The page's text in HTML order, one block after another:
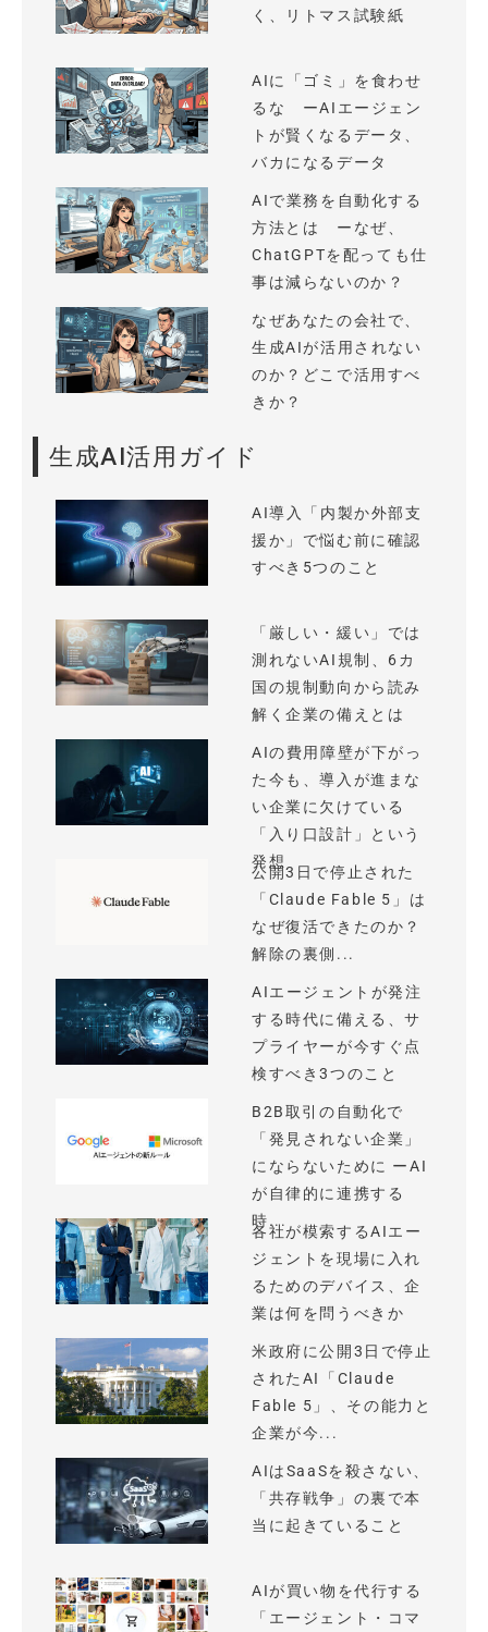
く、リトマス試験紙
AIに「ゴミ」を食わせ
るな ーAIエージェン
トが賢くなるデータ、
バカになるデータ
AIで業務を自動化する
方法とは ーなぜ、
ChatGPTを配っても仕
事は減らないのか？
なぜあなたの会社で、
生成AIが活用されない
のか？どこで活用すべ
きか？
生成AI活用ガイド
AI導入「内製か外部支
援か」で悩む前に確認
すべき5つのこと
「厳しい・緩い」では
測れないAI規制、6カ
国の規制動向から読み
解く企業の備えとは
AIの費用障壁が下がっ
た今も、導入が進まな
い企業に欠けている
「入り口設計」という
発想
公開3日で停止された
「Claude Fable 5」は
なぜ復活できたのか？
解除の裏側...
AIエージェントが発注
する時代に備える、サ
プライヤーが今すぐ点
検すべき3つのこと
B2B取引の自動化で
「発見されない企業」
にならないために ーAI
が自律的に連携する
時...
各社が模索するAIエー
ジェントを現場に入れ
るためのデバイス、企
業は何を問うべきか
米政府に公開3日で停止
されたAI「Claude
Fable 5」、その能力と
企業が今...
AIはSaaSを殺さない、
「共存戦争」の裏で本
当に起きていること
AIが買い物を代行する
「エージェント・コマ